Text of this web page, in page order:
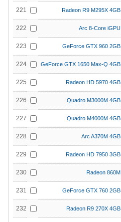
221 Radeon R9 M295X 4GB
222 Arc 8-Core iGPU
223 GeForce GTX 960 2GB
224 GeForce GTX 1650 Max-Q 4GB
225 Radeon HD 5970 4GB
226 Quadro M3000M 4GB
227 Quadro M4000M 4GB
228 Arc A370M 4GB
229 Radeon HD 7950 3GB
230 Radeon 860M
231 GeForce GTX 760 2GB
232 Radeon R9 270X 4GB